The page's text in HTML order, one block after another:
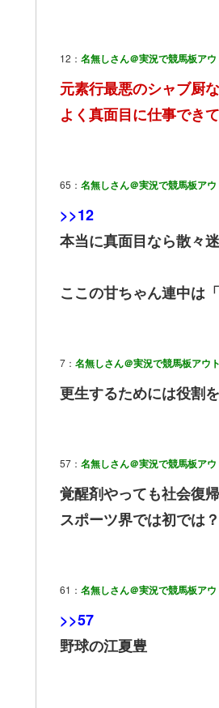
12： 名無しさん＠実況で競馬板アウ
元素行最悪のシャブ厨
よく真面目に仕事でき
65： 名無しさん＠実況で競馬板アウ
>>12
本当に真面目なら散々
ここの甘ちゃん連中は
7： 名無しさん＠実況で競馬板アウト
更生するためには役割
57： 名無しさん＠実況で競馬板アウ
覚醒剤やっても社会復
スポーツ界では初では？
61： 名無しさん＠実況で競馬板アウ
>>57
野球の江夏豊